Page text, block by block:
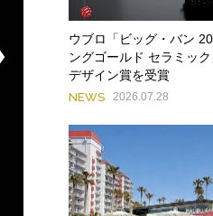
ウブロ「ビッグ・バン
ングゴールド セラミッ
デザイン賞を受賞
NEWS 2026.07.28